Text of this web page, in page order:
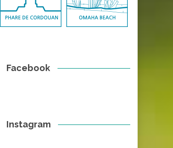
Facebook
Instagram